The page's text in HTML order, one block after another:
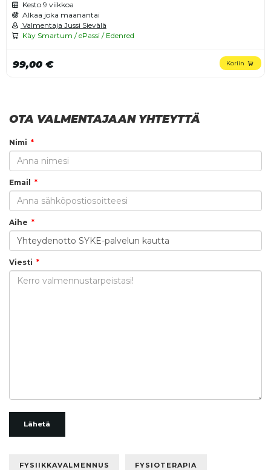
Kesto 9 viikkoa
Alkaa joka maanantai
Valmentaja Jussi Sievälä
Käy Smartum / ePassi / Edenred
99,00 € Koriin
OTA VALMENTAJAAN YHTEYTTÄ
Nimi
Email
Aihe
Viesti
Lähetä
FYSIIKKAVALMENNUS FYSIOTERAPIA